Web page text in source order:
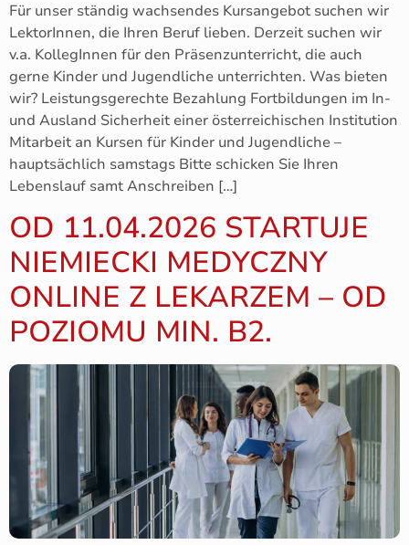
Für unser ständig wachsendes Kursangebot suchen wir
LektorInnen, die Ihren Beruf lieben. Derzeit suchen wir
v.a. KollegInnen für den Präsenzunterricht, die auch
gerne Kinder und Jugendliche unterrichten. Was bieten
wir? Leistungsgerechte Bezahlung Fortbildungen im In-
und Ausland Sicherheit einer österreichischen Institution
Mitarbeit an Kursen für Kinder und Jugendliche –
hauptsächlich samstags Bitte schicken Sie Ihren
Lebenslauf samt Anschreiben […]
OD 11.04.2026 STARTUJE
NIEMIECKI MEDYCZNY
ONLINE Z LEKARZEM – OD
POZIOMU MIN. B2.